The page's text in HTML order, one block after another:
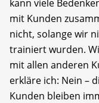
kann viele
mit Kunden
nicht, solange wir
trainiert wurden.
mit allen anderen
erkläre ich: Nein –
Kunden bleiben